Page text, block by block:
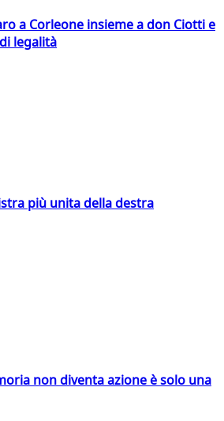
a Corleone insieme a don Ciotti e
legalità
più unita della destra
non diventa azione è solo una